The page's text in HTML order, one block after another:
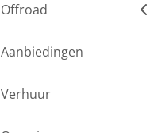
Offroad
Aanbiedingen
Verhuur